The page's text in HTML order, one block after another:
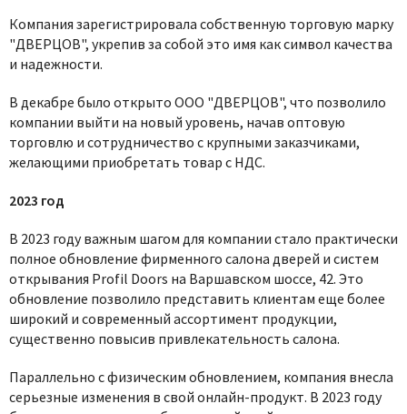
Компания зарегистрировала собственную торговую марку
"ДВЕРЦОВ", укрепив за собой это имя как символ качества
и надежности.
В декабре было открыто ООО "ДВЕРЦОВ", что позволило
компании выйти на новый уровень, начав оптовую
торговлю и сотрудничество с крупными заказчиками,
желающими приобретать товар с НДС.
2023 год
В 2023 году важным шагом для компании стало практически
полное обновление фирменного салона дверей и систем
открывания Profil Doors на Варшавском шоссе, 42. Это
обновление позволило представить клиентам еще более
широкий и современный ассортимент продукции,
существенно повысив привлекательность салона.
Параллельно с физическим обновлением, компания внесла
серьезные изменения в свой онлайн-продукт. В 2023 году